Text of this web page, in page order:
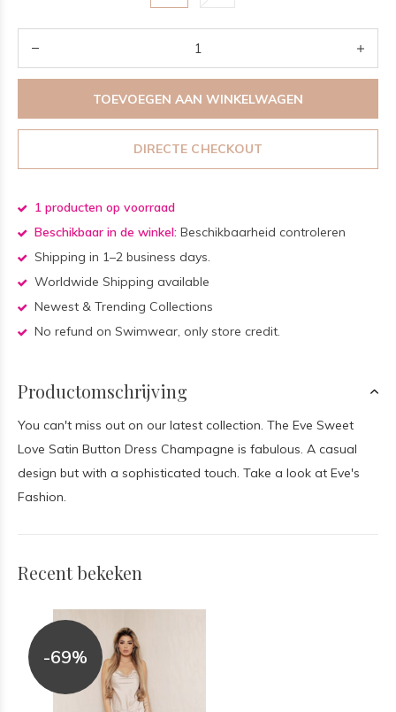
TOEVOEGEN AAN WINKELWAGEN
DIRECTE CHECKOUT
1 producten op voorraad
Beschikbaar in de winkel: Beschikbaarheid controleren
Shipping in 1–2 business days.
Worldwide Shipping available
Newest & Trending Collections
No refund on Swimwear, only store credit.
Productomschrijving
You can't miss out on our latest collection. The Eve Sweet
Love Satin Button Dress Champagne is fabulous. A casual
design but with a sophisticated touch. Take a look at Eve's
Fashion.
Recent bekeken
-69%